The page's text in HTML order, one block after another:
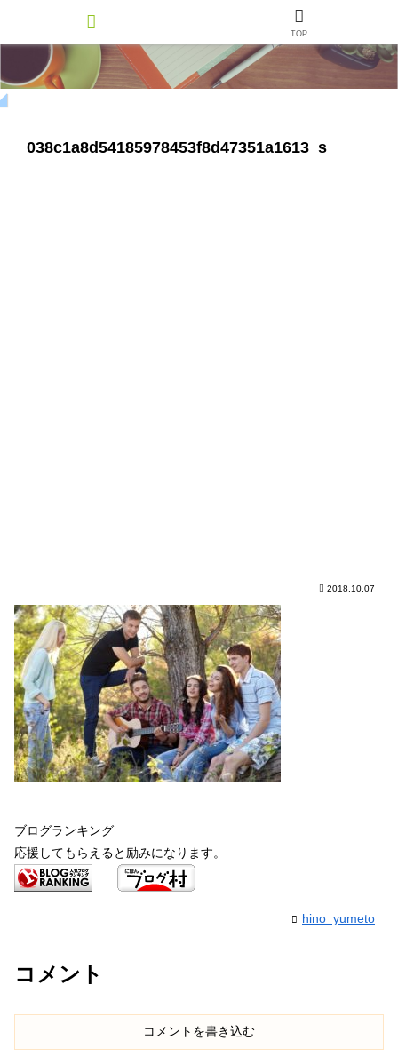
038c1a8d54185978453f8d47351a1613_s
2018.10.07
ブログランキング
応援してもらえると励みになります。
hino_yumeto
コメント
コメントを書き込む
TOP